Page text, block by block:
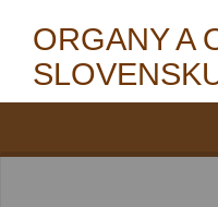
ORGANY A